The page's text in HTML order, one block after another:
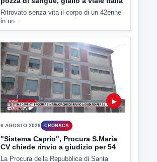
▶
6 AGOSTO 2026
"Sistema Caprio", Procura S.Maria
CV chiede rinvio a giudizio per 54
La Procura della Repubblica di Santa
Capua Vetere chiude le...